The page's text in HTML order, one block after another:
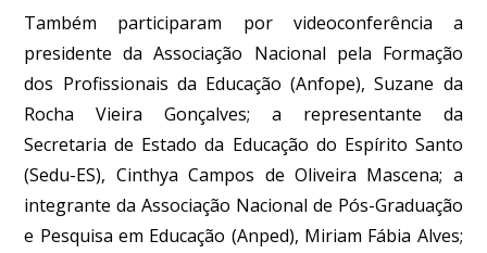
Também participaram por videoconferência a
presidente da Associação Nacional pela Formação
dos Profissionais da Educação (Anfope), Suzane da
Rocha Vieira Gonçalves; a representante da
Secretaria de Estado da Educação do Espírito Santo
(Sedu-ES), Cinthya Campos de Oliveira Mascena; a
integrante da Associação Nacional de Pós-Graduação
e Pesquisa em Educação (Anped), Miriam Fábia Alves;